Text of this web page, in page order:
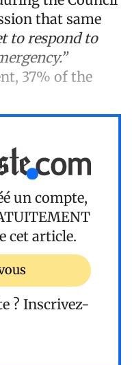
that same
to respond to
37% of the
un compte,
cet article.
? Inscrivez-